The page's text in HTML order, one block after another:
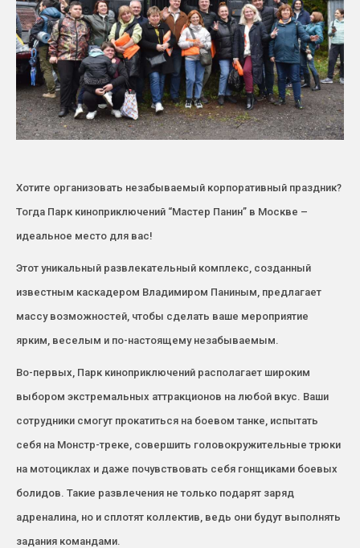
Хотите организовать незабываемый корпоративный праздник?
Тогда Парк киноприключений “Мастер Панин” в Москве –
идеальное место для вас!
Этот уникальный развлекательный комплекс, созданный
известным каскадером Владимиром Паниным, предлагает
массу возможностей, чтобы сделать ваше мероприятие
ярким, веселым и по-настоящему незабываемым.
Во-первых, Парк киноприключений располагает широким
выбором экстремальных аттракционов на любой вкус. Ваши
сотрудники смогут прокатиться на боевом танке, испытать
себя на Монстр-треке, совершить головокружительные трюки
на мотоциклах и даже почувствовать себя гонщиками боевых
болидов. Такие развлечения не только подарят заряд
адреналина, но и сплотят коллектив, ведь они будут выполнять
задания командами.